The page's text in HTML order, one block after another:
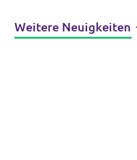
Weitere Neuigkeiten